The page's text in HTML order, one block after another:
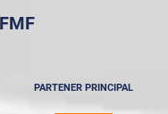
PARTENER PRINCIPAL